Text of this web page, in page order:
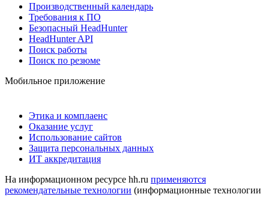
Производственный календарь
Требования к ПО
Безопасный HeadHunter
HeadHunter API
Поиск работы
Поиск по резюме
Мобильное приложение
Этика и комплаенс
Оказание услуг
Использование сайтов
Защита персональных данных
ИТ аккредитация
На информационном ресурсе hh.ru применяются
рекомендательные технологии (информационные технологии